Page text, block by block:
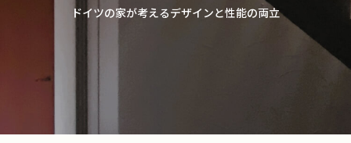
Dialog
コラム
ドイツの家が考えるデザインと性能の両立